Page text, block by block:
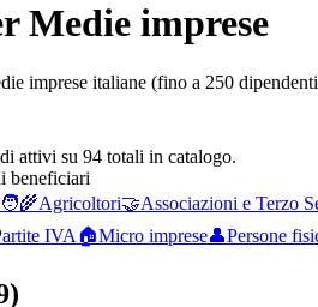
Medie imprese
imprese italiane (fino a 250
attivi su 94 totali in catalogo.
beneficiari
🧑‍🌾Agricoltori🤝Associazioni e Terzo
IVA 🏠Micro imprese👤Persone
)